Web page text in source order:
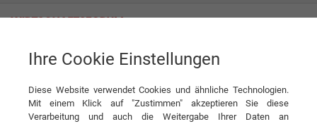
Themenwelten Transport & Logistik Luftfrachtverkehr
Ihre Cookie Einstellungen
Diese Website verwendet Cookies und ähnliche Technologien.
Mit einem Klick auf "Zustimmen" akzeptieren Sie diese
Verarbeitung und auch die Weitergabe Ihrer Daten an